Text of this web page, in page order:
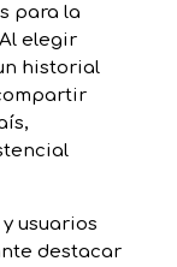
para la
elegir
historial
usuarios
destacar